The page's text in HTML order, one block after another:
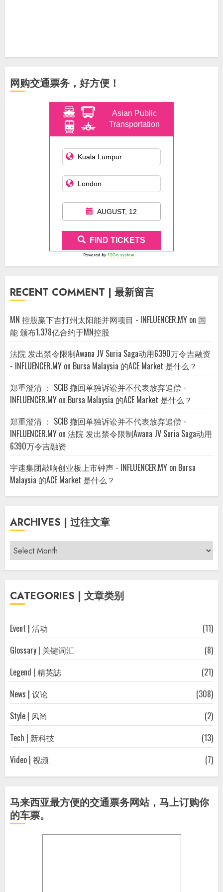
网购交通票务，好方便！
Asian Public
Transportation
AUGUST, 12
FIND TICKETS
Powered by 12Go system
RECENT COMMENT | 最新留言
MN 控股赢下吉打州太阳能并网项目 - INFLUENCER.MY on 国
能 颁布1.378亿合约于MN控股
法院 发出禁令限制Awana JV Suria Saga动用6390万令吉融资
- INFLUENCER.MY on Bursa Malaysia 的ACE Market 是什么？
郑重澄清 ： SCIB 撤回单独诉讼并不代表放弃追偿 -
INFLUENCER.MY on Bursa Malaysia 的ACE Market 是什么？
郑重澄清 ： SCIB 撤回单独诉讼并不代表放弃追偿 -
INFLUENCER.MY on 法院 发出禁令限制Awana JV Suria Saga动用
6390万令吉融资
宇速集团敲响创业板上市钟声 - INFLUENCER.MY on Bursa
Malaysia 的ACE Market 是什么？
ARCHIVES | 过往文章
Archives
|
过
文
CATEGORIES | 文章类别
Event | 活动
(11)
Glossary | 关键词汇
(8)
Legend | 精英誌
(21)
News | 议论
(308)
Style | 风尚
(2)
Tech | 新科技
(13)
Video | 视频
(7)
马来西亚最方便的交通票务网站，马上订购你
的车票。